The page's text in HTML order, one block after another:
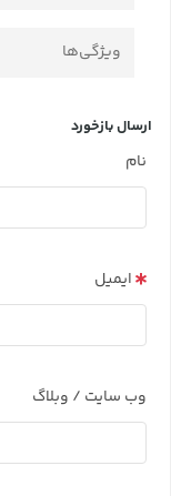
ویژگی‌ها
ارسال بازخورد
نام
ایمیل
وب سایت / وبلاگ